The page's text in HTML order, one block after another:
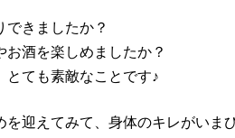
できましたか？
お酒を楽しめましたか？
とても素敵なことです♪
を迎えてみて、身体のキレがいま